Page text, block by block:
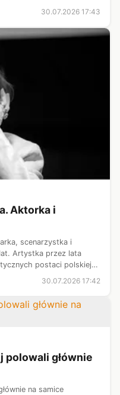
polskiego banku.
30.07.2026 17:43
Aktorka i
scenarzystka i
Artystka przez lata
postaci polskiej
ją z filmów
30.07.2026 17:42
polowali głównie
na samice